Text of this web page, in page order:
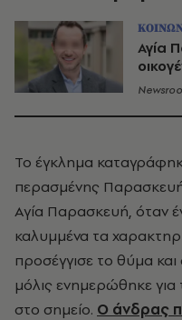
Αγία
Το έγκλημα
περασμένης
Αγία Παρασκευή, όταν
καλυμμένα τα
προσέγγισε το θύμα
μόλις ενημερώθηκε
στο σημείο. Ο άνδρας